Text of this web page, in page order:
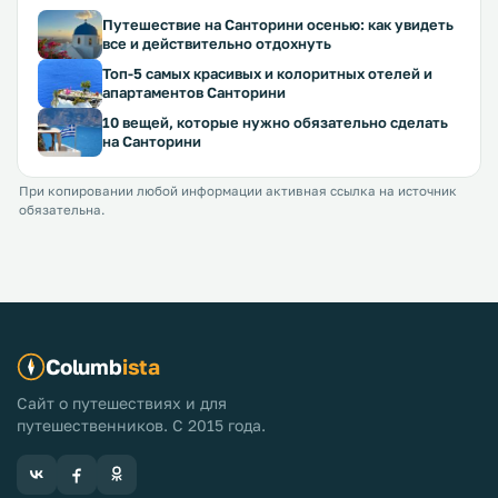
Путешествие на Санторини осенью: как увидеть
все и действительно отдохнуть
Топ-5 самых красивых и колоритных отелей и
апартаментов Санторини
10 вещей, которые нужно обязательно сделать
на Санторини
При копировании любой информации активная ссылка на источник
обязательна.
Columbista
Сайт о путешествиях и для
путешественников. С 2015 года.